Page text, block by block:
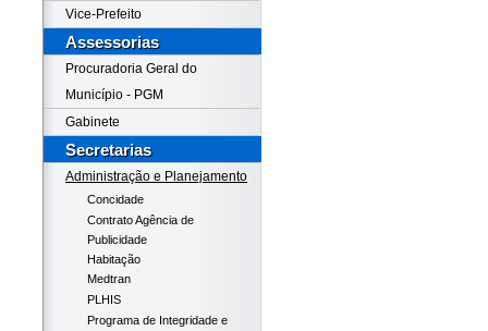
Vice-Prefeito
Assessorias
Procuradoria Geral do
Município - PGM
Gabinete
Secretarias
Administração e Planejamento
Concidade
Contrato Agência de
Publicidade
Habitação
Medtran
PLHIS
Programa de Integridade e